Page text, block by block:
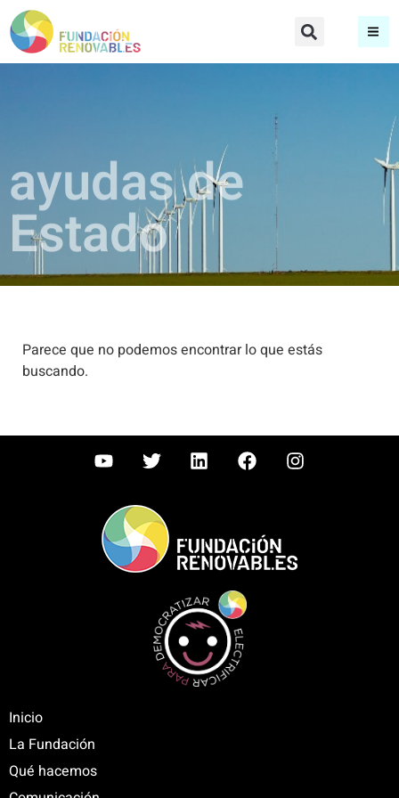
ayudas de
Estado
Parece que no podemos encontrar lo que estás
buscando.
Inicio
La Fundación
Qué hacemos